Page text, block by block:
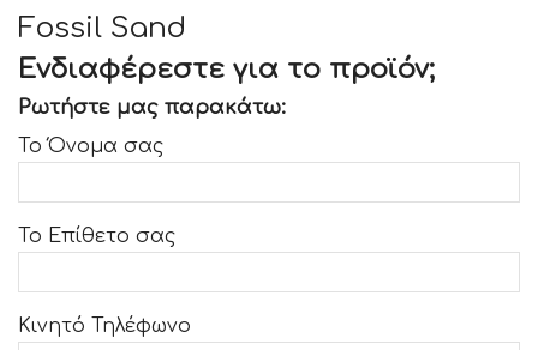
Fossil Sand
Ενδιαφέρεστε για το προϊόν;
Ρωτήστε μας παρακάτω:
Το Όνομα σας
Το Επίθετο σας
Κινητό Τηλέφωνο